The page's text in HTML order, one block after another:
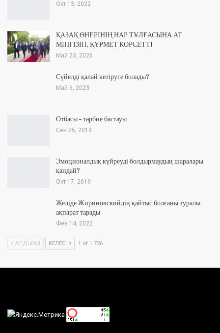
Окт 13, 2022
ҚАЗАҚ ӨНЕРІНІҢ НАР ТҰЛҒАСЫНА АТ
МІНГІЗІП, ҚҰРМЕТ КӨРСЕТТІ
Май 23, 2026
Сүйелді қалай кетіруге болады?
Май 6, 2023
Отбасы – тәрбие бастауы
Сен 25, 2019
Эмоционалдық күйреуді болдырмаудың шаралары
қандай?
Окт 17, 2019
Желіде Жириновскийдің қайтыс болғаны туралы
ақпарат тарады
Фев 14, 2022
АЛДЫҢҒЫ КЕЛЕСІ 1 of 1 726